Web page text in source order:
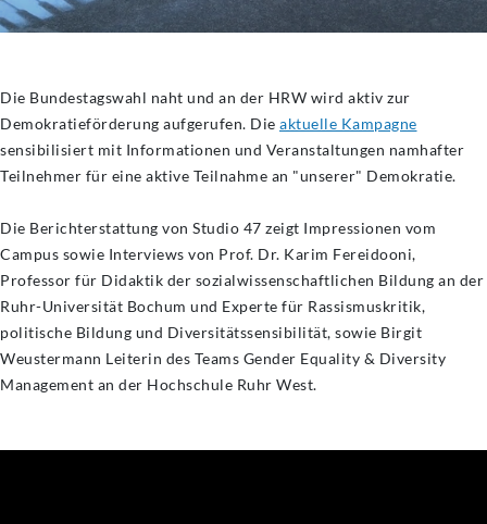
Die Bundestagswahl naht und an der HRW wird aktiv zur
Demokratieförderung aufgerufen. Die aktuelle Kampagne
sensibilisiert mit Informationen und Veranstaltungen namhafter
Teilnehmer für eine aktive Teilnahme an "unserer" Demokratie.
Die Berichterstattung von Studio 47 zeigt Impressionen vom
Campus sowie Interviews von Prof. Dr. Karim Fereidooni,
Professor für Didaktik der sozialwissenschaftlichen Bildung an der
Ruhr-Universität Bochum und Experte für Rassismuskritik,
politische Bildung und Diversitätssensibilität, sowie Birgit
Weustermann Leiterin des Teams Gender Equality & Diversity
Management an der Hochschule Ruhr West.